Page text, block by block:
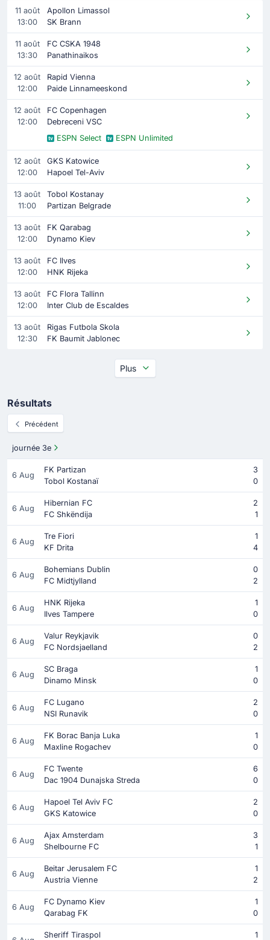
11 août
13:00
Apollon Limassol
SK Brann
11 août
13:30
FC CSKA 1948
Panathinaikos
12 août
12:00
Rapid Vienna
Paide Linnameeskond
12 août
12:00
FC Copenhagen
Debreceni VSC
ESPN Select
ESPN Unlimited
12 août
12:00
GKS Katowice
Hapoel Tel-Aviv
13 août
11:00
Tobol Kostanay
Partizan Belgrade
13 août
12:00
FK Qarabag
Dynamo Kiev
13 août
12:00
FC Ilves
HNK Rijeka
13 août
12:00
FC Flora Tallinn
Inter Club de Escaldes
13 août
12:30
Rigas Futbola Skola
FK Baumit Jablonec
Plus
Résultats
Précédent
journée 3e
6 Aug
FK Partizan
3
Tobol Kostanaï
0
6 Aug
Hibernian FC
2
FC Shkëndija
1
6 Aug
Tre Fiori
1
KF Drita
4
6 Aug
Bohemians Dublin
0
FC Midtjylland
2
6 Aug
HNK Rijeka
1
Ilves Tampere
0
6 Aug
Valur Reykjavik
0
FC Nordsjaelland
2
6 Aug
SC Braga
1
Dinamo Minsk
0
6 Aug
FC Lugano
2
NSI Runavik
0
6 Aug
FK Borac Banja Luka
1
Maxline Rogachev
0
6 Aug
FC Twente
6
Dac 1904 Dunajska Streda
0
6 Aug
Hapoel Tel Aviv FC
2
GKS Katowice
0
6 Aug
Ajax Amsterdam
3
Shelbourne FC
1
6 Aug
Beitar Jerusalem FC
1
Austria Vienne
2
6 Aug
FC Dynamo Kiev
1
Qarabag FK
0
Sheriff Tiraspol 1